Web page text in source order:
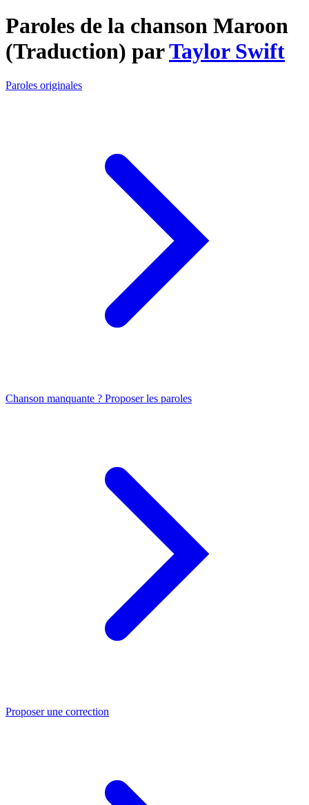
Paroles de la chanson Maroon
(Traduction) parTaylor Swift
Paroles originales
Chanson manquante ? Proposer les paroles
Proposer une correction